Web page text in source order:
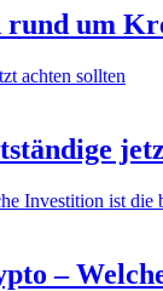
rund um
–